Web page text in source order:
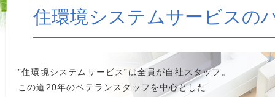
住環境システムサービスの
”住環境システムサービス”は全員が自社スタッフ。
この道20年のベテランスタッフを中心とした